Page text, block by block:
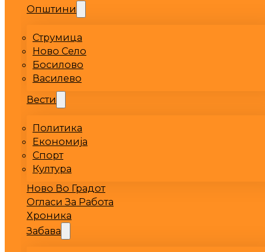
Општини
Струмица
Ново Село
Босилово
Василево
Вести
Политика
Економија
Спорт
Култура
Ново Во Градот
Огласи За Работа
Хроника
Забава